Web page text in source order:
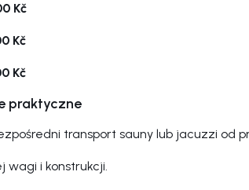
Kč
Kč
Kč
praktyczne
transport sauny lub jacuzzi od
wagi i konstrukcji.